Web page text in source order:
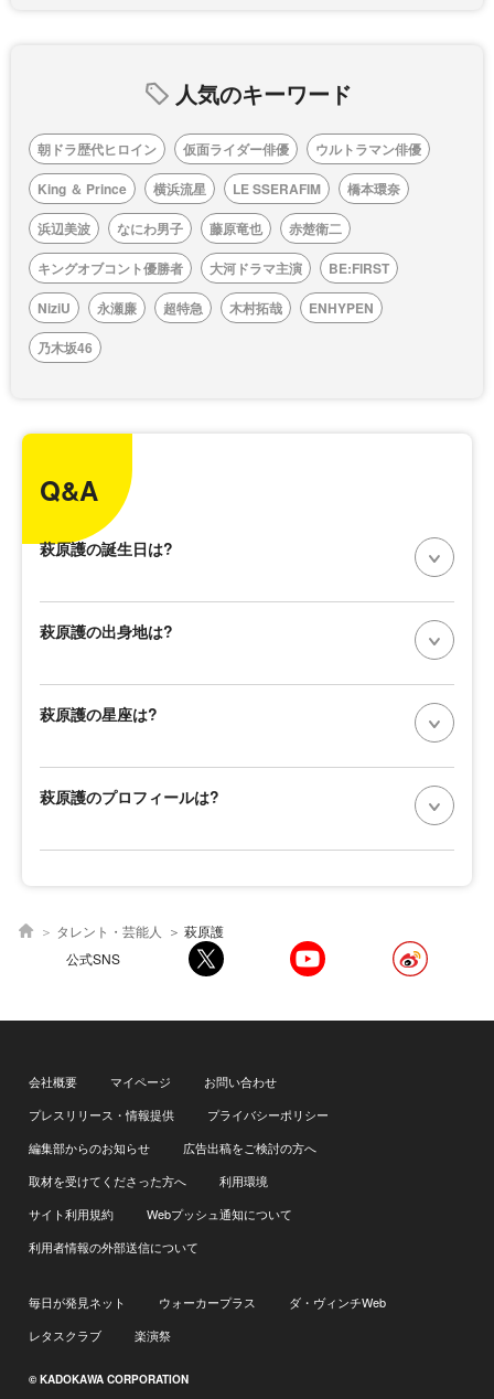
人気のキーワード
朝ドラ歴代ヒロイン 仮面ライダー俳優
ウルトラマン俳優
King ＆ Prince
横浜流星 LE SSERAFIM
橋本環奈
浜辺美波
なにわ男子 藤原竜也
赤楚衛二
キングオブコント優勝者
大河ドラマ主演
BE:FIRST
NiziU
永瀬廉 超特急 木村拓哉
ENHYPEN
乃木坂46
Q&A
萩原護の誕生日は?
萩原護の出身地は?
萩原護の星座は?
萩原護のプロフィールは?
タレント・芸能人
萩原護
公式SNS
会社概要 マイページ
お問い合わせ
プレスリリース・情報提供
プライバシーポリシー
編集部からのお知らせ
広告出稿をご検討の方へ
取材を受けてくださった方へ
利用環境
サイト利用規約
Webプッシュ通知について
利用者情報の外部送信について
毎日が発見ネット ウォーカープラス
ダ・ヴィンチWeb
レタスクラブ
楽演祭
© KADOKAWA CORPORATION